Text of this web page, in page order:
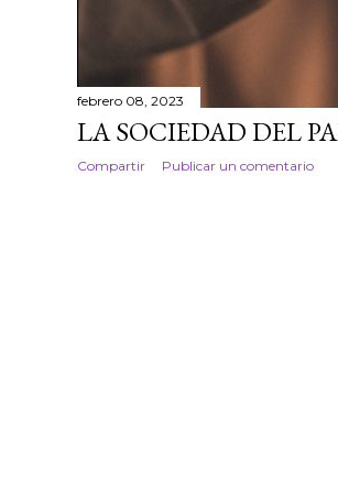
febrero 08, 2023
LA SOCIEDAD DEL
Compartir Publicar un comentario